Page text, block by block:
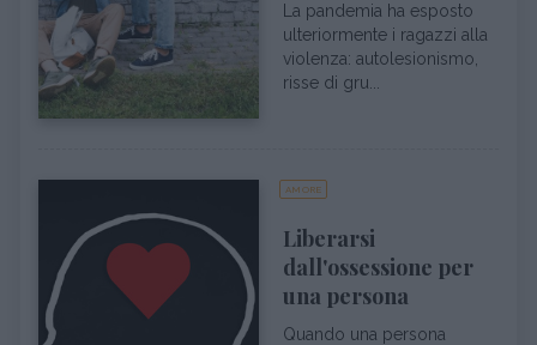
La pandemia ha esposto
ulteriormente i ragazzi alla
violenza: autolesionismo,
risse di gru...
AMORE
Liberarsi
dall'ossessione per
una persona
Quando una persona